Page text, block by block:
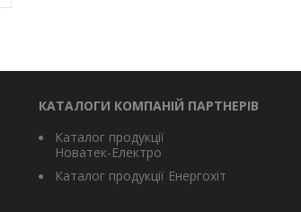
КАТАЛОГИ КОМПАНІЙ ПАРТНЕРІВ
Каталог продукції
Новатек-Електро
Каталог продукції Енергохіт